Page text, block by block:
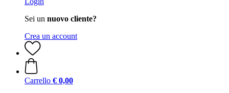
Sei un nuovo cliente?
Crea un account
Carrello € 0,00